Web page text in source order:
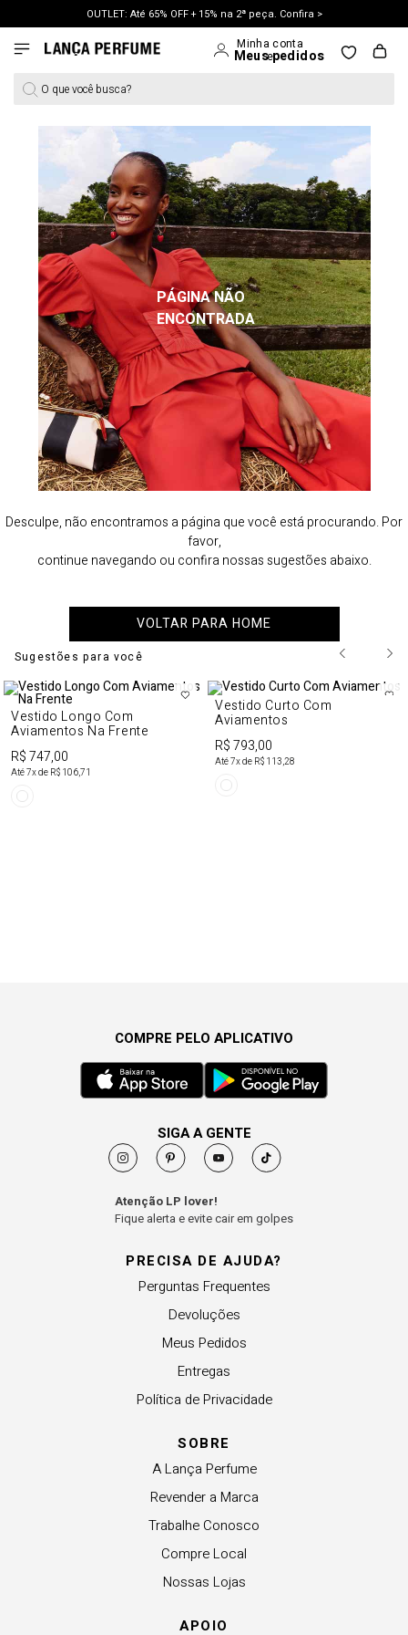
OUTLET: Até 65% OFF + 15% na 2ª peça. Confira >
O que você busca?
PÁGINA NÃO
ENCONTRADA
Desculpe, não encontramos a página que você está procurando. Por
favor,
continue navegando ou confira nossas sugestões abaixo.
VOLTAR PARA HOME
Sugestões para você
Vestido Longo Com
Aviamentos Na Frente
R$ 747,00
Até7x de R$ 106,71
Vestido Curto Com
Aviamentos
R$ 793,00
Até7x de R$ 113,28
PRECISA DE AJUDA?
Perguntas Frequentes
Devoluções
Meus Pedidos
Entregas
Política de Privacidade
SOBRE
A Lança Perfume
Revender a Marca
Trabalhe Conosco
Compre Local
Nossas Lojas
APOIO
COMPRE PELO APLICATIVO
SIGA A GENTE
Atenção LP lover!
Fique alerta e evite cair em golpes